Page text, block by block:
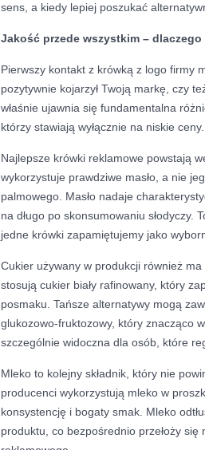
sens, a kiedy lepiej poszukać
Jakość przede wszystkim – dlaczego
Pierwszy kontakt z krówką z logo firmy
pozytywnie kojarzył Twoją markę, czy
właśnie ujawnia się fundamentalna
którzy stawiają wyłącznie na niskie ceny.
Najlepsze krówki reklamowe powstają
wykorzystuje prawdziwe masło, a nie
palmowego. Masło nadaje
na długo po skonsumowaniu słodyczy.
jedne krówki zapamiętujemy jako
Cukier używany w produkcji również
stosują cukier biały rafinowany, który
posmaku. Tańsze alternatywy mogą
glukozowo-fruktozowy, który znacząco
szczególnie widoczna dla osób, które
Mleko to kolejny składnik, który nie
producenci wykorzystują mleko w
konsystencję i bogaty smak. Mleko
produktu, co bezpośrednio przełoży